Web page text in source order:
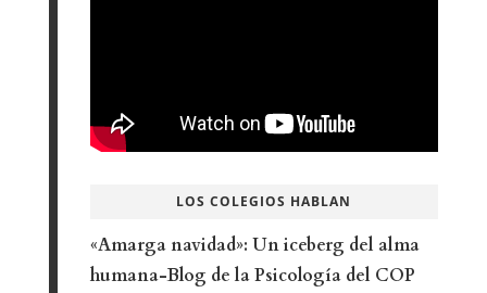
LOS COLEGIOS HABLAN
«Amarga navidad»: Un iceberg del alma
humana-Blog de la Psicología del COP